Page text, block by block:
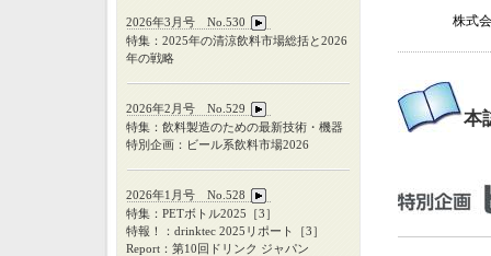
株式
本
2026年3月号 No.530
特集：2025年の清涼飲料市場総括と2026
年の戦略
2026年2月号 No.529
特集：飲料製造のための最新技術・機器
特別企画：ビール系飲料市場2026
2026年1月号 No.528
特集：PETボトル2025［3］
特報！：drinktec 2025リポート［3］
Report：第10回ドリンク ジャパン